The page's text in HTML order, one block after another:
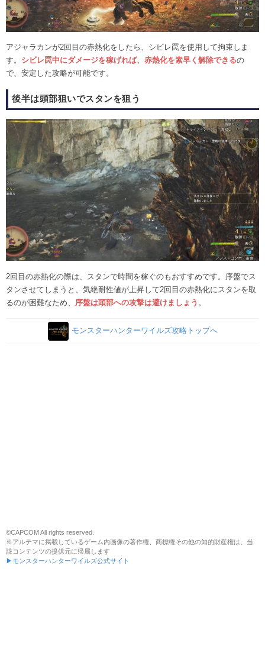
アジャラカンが2回目の赤熱化をしたら、シビレ罠を使用して拘束しま
す。 シビレ罠中にダメージを稼げれば、赤熱化を素早く解除できるの
で、安定した攻略が可能です。
後半は頭部狙いでスタンを狙う
2回目の赤熱化の際は、スタンで時間を稼ぐのもおすすめです。序盤でス
タンさせてしまうと、気絶耐性値が上昇して2回目の赤熱化にスタンを取
るのが困難なため、 序盤は頭部への攻撃は避けましょう 。
モンスターハンターワイルズ攻略トップへ
©CAPCOM All rights reserved.
※アルテマに掲載しているゲーム内画像の著作権、商標権その他の知的財産権は、当
該コンテンツの提供元に帰属します
▶モンスターハンターワイルズ公式サイト